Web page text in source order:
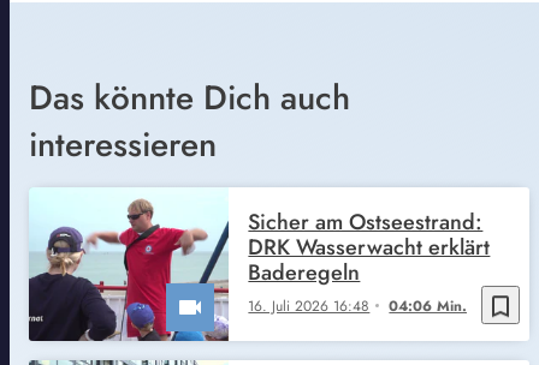
Das könnte Dich auch
interessieren
bookmark_border
16. Juli 2026 16:48 04:06 Min.
Sicher am Ostseestrand:
DRK Wasserwacht erklärt
Baderegeln